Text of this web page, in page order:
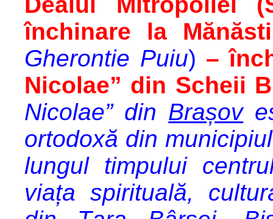
închinare la
Gherontie Puiu) –
Nicolae” din Scheii
Nicolae”din Brașov
ortodoxă din
lungul timpului
viața spirituală,